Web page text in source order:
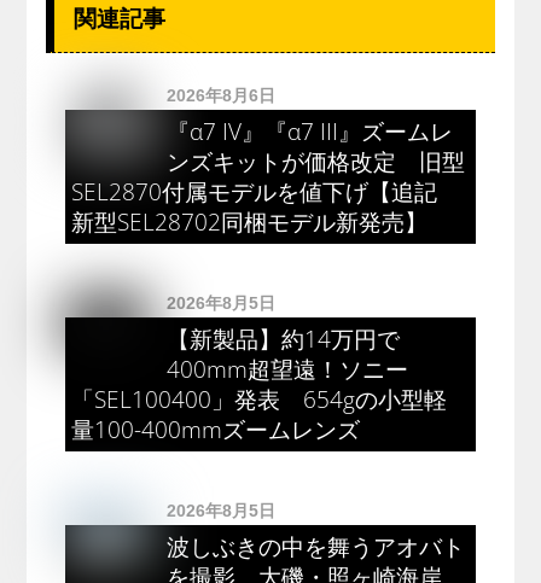
関連記事
2026年8月6日
『α7 IV』『α7 III』ズームレ
ンズキットが価格改定 旧型
SEL2870付属モデルを値下げ【追記
新型SEL28702同梱モデル新発売】
2026年8月5日
【新製品】約14万円で
400mm超望遠！ソニー
「SEL100400」発表 654gの小型軽
量100-400mmズームレンズ
2026年8月5日
波しぶきの中を舞うアオバト
を撮影 大磯・照ヶ崎海岸